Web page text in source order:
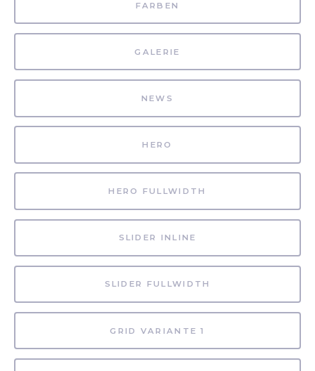
FARBEN
GALERIE
NEWS
HERO
HERO FULLWIDTH
SLIDER INLINE
SLIDER FULLWIDTH
GRID VARIANTE 1